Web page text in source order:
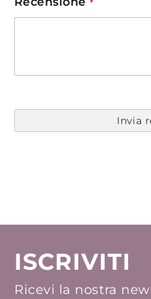
Invia
ISCRIVITI
Ricevi la nostra